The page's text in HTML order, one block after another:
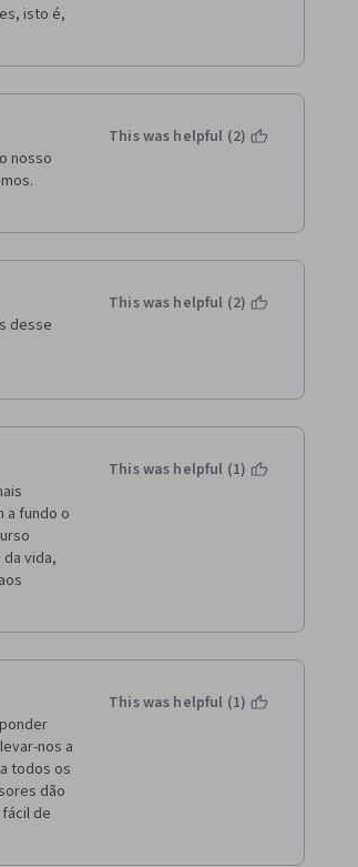
isto é,
nosso
This was helpful (2)
desse
This was helpful (2)
a fundo o
vida,
This was helpful (1)
nos a
todos os
dão
de
This was helpful (1)